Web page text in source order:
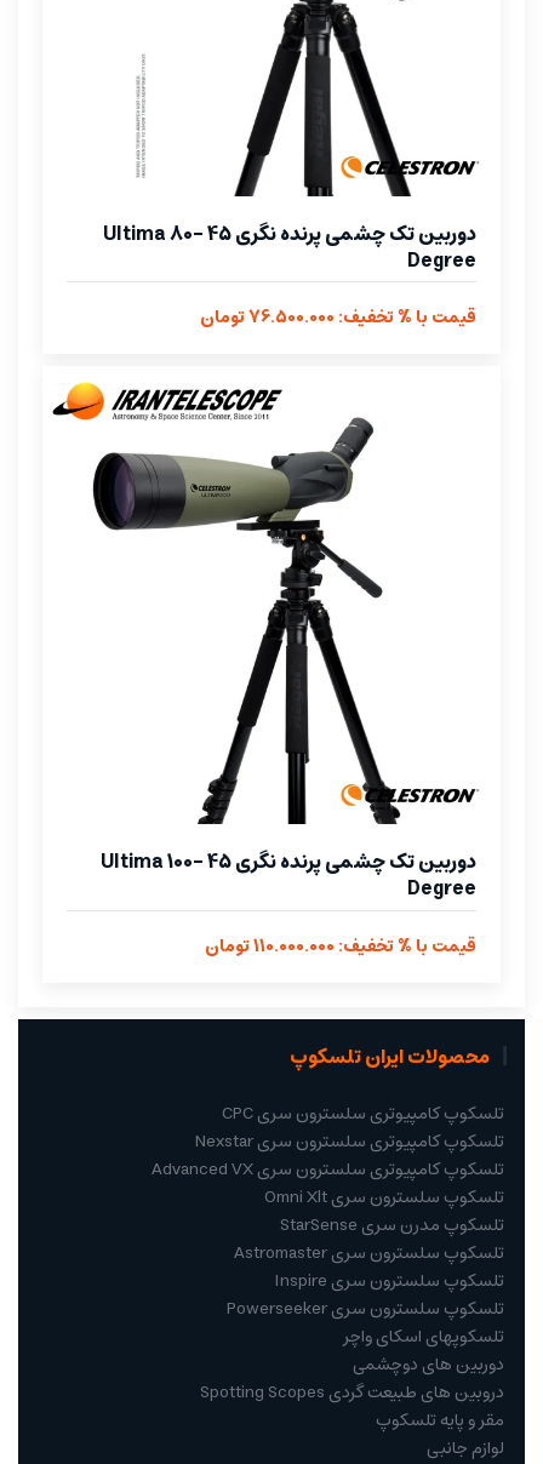
دوربین تک چشمی پرنده نگری Ultima 80- 45
Degree
قیمت با % تخفیف: 76.500.000 تومان
دوربین تک چشمی پرنده نگری Ultima 100- 45
Degree
قیمت با % تخفیف: 110.000.000 تومان
محصولات ایران تلسکوپ
تلسکوپ کامپیوتری سلسترون سری CPC
تلسکوپ کامپیوتری سلسترون سری Nexstar
تلسکوپ کامپیوتری سلسترون سری Advanced VX
تلسکوپ سلسترون سری Omni Xlt
تلسکوپ مدرن سری StarSense
تلسکوپ سلسترون سری Astromaster
تلسکوپ سلسترون سری Inspire
تلسکوپ سلسترون سری Powerseeker
تلسکوپهای اسکای واچر
دوربین های دوچشمی
دروبین های طبیعت گردی Spotting Scopes
مقر و پایه تلسکوپ
لوازم جانبی